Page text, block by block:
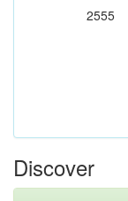
2555
Discover